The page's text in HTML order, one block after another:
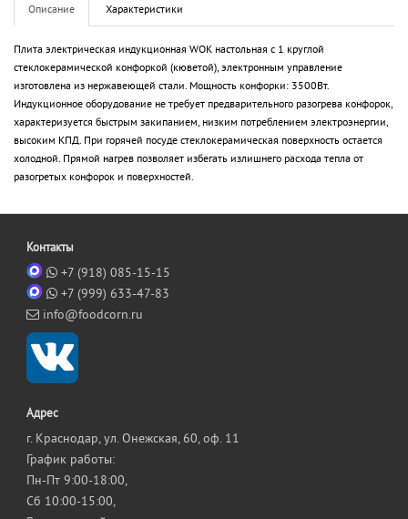
Описание Характеристики
Плита электрическая индукционная WOK настольная с 1 круглой
стеклокерамической конфоркой (кюветой), электронным управление
изготовлена из нержавеющей стали. Мощность конфорки: 3500Вт.
Индукционное оборудование не требует предварительного разогрева конфорок,
характеризуется быстрым закипанием, низким потреблением электроэнергии,
высоким КПД. При горячей посуде стеклокерамическая поверхность остается
холодной. Прямой нагрев позволяет избегать излишнего расхода тепла от
разогретых конфорок и поверхностей.
Контакты
+7 (918) 085-15-15
+7 (999) 633-47-83
info@foodcorn.ru
Адрес
г. Краснодар, ул. Онежская, 60, оф. 11
График работы:
Пн-Пт 9:00-18:00,
Сб 10:00-15:00,